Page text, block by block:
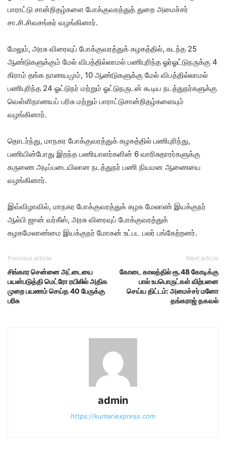
பாராட்டு சான்றிதழ்களை போக்குவரத்துத் துறை அமைச்சர்
சா.சி.சிவசங்கர் வழங்கினார்.
மேலும், அரசு விரைவுப் போக்குவரத்துக் கழகத்தில், கடந்த 25
ஆண்டுகளுக்கும் மேல் விபத்தில்லாமல் பணிபுரிந்த ஓர்ஓட்டுநருக்கு 4
கிராம் தங்க நாணயமும், 10 ஆண்டுகளுக்கு மேல் விபத்தில்லாமல்
பணிபுரிந்த 24 ஓட்டுநர் மற்றும் ஓட்டுநருடன் கூடிய நடத்துநர்களுக்கு
வெள்ளிநாணயப் பரிசு மற்றும் பாராட்டுசான்றிதழ்களையும்
வழங்கினார்.
தொடர்ந்து, மாநகர போக்குவரத்துக் கழகத்தில் பணிபுரிந்து,
பணியின்போது இறந்த பணியாளர்களின் 6 வாரிசுதாரர்களுக்கு
கருணை அடிப்படையிலான நடத்துநர் பணி நியமன ஆணையை
வழங்கினார்.
இவ்விழாவில், மாநகர போக்குவரத்துக் கழக மேலாண் இயக்குநர்
ஆல்பி ஜான் வர்கீஸ், அரசு விரைவுப் போக்குவரத்துக்
கழகமேலாண்மை இயக்குநர் மோகன் உட்பட பலர் பங்கேற்றனர்.
Previous article
சிங்கார சென்னை அட்டையை
பயன்படுத்தி மெட்ரோ ரயிலில் அதிக
முறை பயணம் செய்த 40 பேருக்கு
பரிசு
Next article
கோடை காலத்தில் ரூ.48 கோடிக்கு
பால் உபபொருட்கள் விற்பனை
செய்ய திட்டம்: அமைச்சர் மனோ
தங்கராஜ் தகவல்
admin
https://kumariexpress.com